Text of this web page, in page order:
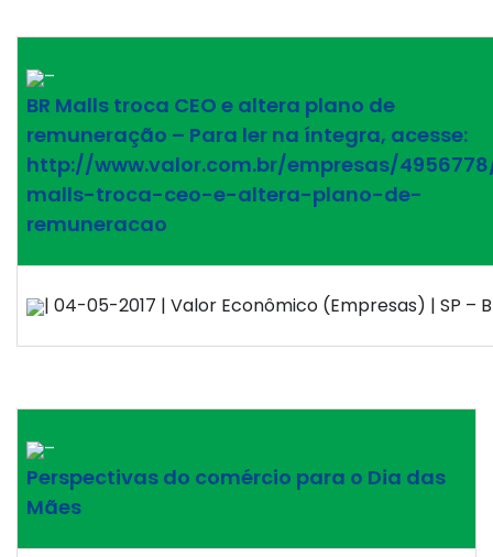
–
BR Malls troca CEO e altera plano de
remuneração – Para ler na íntegra, acesse:
http://www.valor.com.br/empresas/
malls-troca-ceo-e-altera-plano-de-
remuneracao
| 04-05-2017 | Valor Econômico (Empresas) | SP –
–
Perspectivas do comércio para o Dia das
Mães